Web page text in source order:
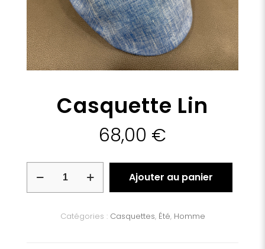
Casquette Lin
68,00 €
Ajouter au panier
Catégories : Casquettes, Été, Homme